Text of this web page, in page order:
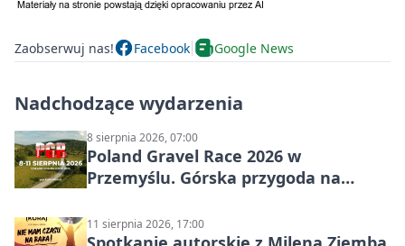
Zaobserwuj nas! Facebook Google News
Nadchodzące wydarzenia
8 sierpnia 2026, 07:00
Poland Gravel Race 2026 w
Przemyślu. Górska przygoda na
11 sierpnia 2026, 17:00